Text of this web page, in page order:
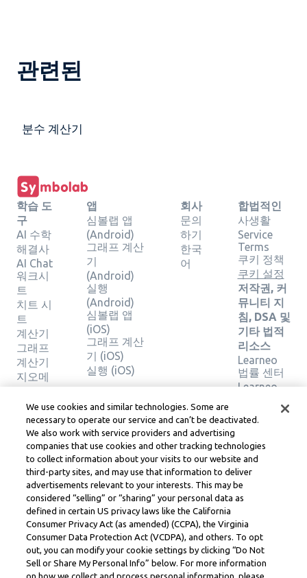
관련된
분수 계산기
학습 도
구
AI 수학
해결사
AI Chat
워크시
트
치트 시
트
계산기
그래프
계산기
지오메
트리 계
산기
솔루션
확인
앱
심볼랩 앱
(Android)
그래프 계산
기
(Android)
실행
(Android)
심볼랩 앱
(iOS)
그래프 계산
기 (iOS)
실행 (iOS)
회사
문의
하기
한국
어
합법적인
사생활
Service
Terms
쿠키 정책
쿠키 설정
저작권, 커
뮤니티 지
침, DSA 및
기타 법적
리소스
Learneo
법률 센터
Learneo
Symbolab, a Learneo, Inc. business
© Learneo, Inc. 2024
We use cookies and similar technologies. Some are
necessary to operate our service and can’t be deactivated.
We also work with service providers and advertising
companies that use cookies and other tracking technologies
to collect information about your visits to our website and
third-party sites, and may use that information to deliver
advertisements relevant to your interests. This may be
considered “selling” or “sharing” your personal data as
defined in certain US privacy laws like the California
Consumer Privacy Act (as amended) (CCPA), the Virginia
Consumer Data Protection Act (VCDPA), and others. To opt
out, you can modify your cookie settings by clicking “Do Not
Sell or Share My Personal Info” below. For more information
on how we collect and process personal information, please